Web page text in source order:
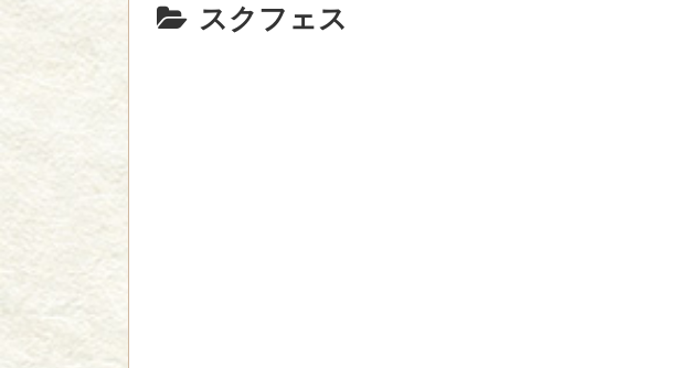
スクフェス